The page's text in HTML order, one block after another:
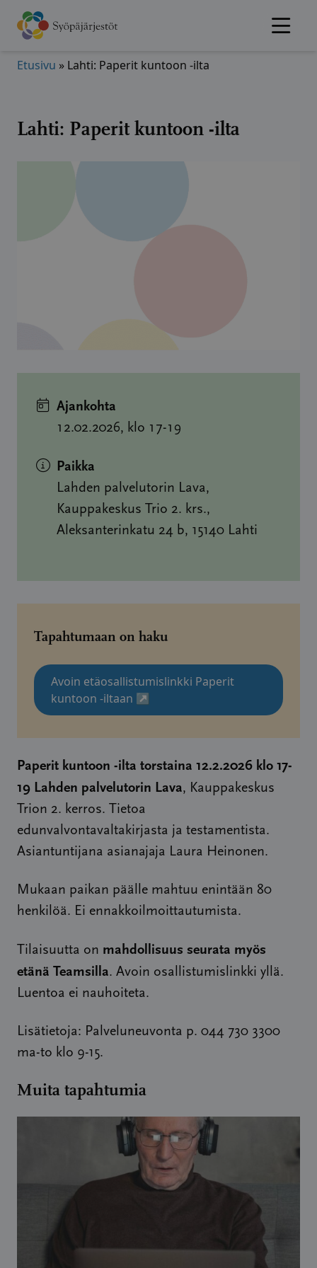
Hyppää
sisältöön
Etusivu » Lahti: Paperit kuntoon -ilta
Lahti: Paperit kuntoon -ilta
Ajankohta
12.02.2026, klo 17-19
Paikka
Lahden palvelutorin Lava,
Kauppakeskus Trio 2. krs.,
Aleksanterinkatu 24 b, 15140 Lahti
Tapahtumaan on haku
Avoin etäosallistumislinkki Paperit
kuntoon -iltaan ↗
Paperit kuntoon -ilta torstaina 12.2.2026 klo 17-
19 Lahden palvelutorin Lava, Kauppakeskus
Trion 2. kerros. Tietoa
edunvalvontavaltakirjasta ja testamentista.
Asiantuntijana asianajaja Laura Heinonen.
Mukaan paikan päälle mahtuu enintään 80
henkilöä. Ei ennakkoilmoittautumista.
Tilaisuutta on mahdollisuus seurata myös
etänä Teamsilla. Avoin osallistumislinkki yllä.
Luentoa ei nauhoiteta.
Lisätietoja: Palveluneuvonta p. 044 730 3300
ma-to klo 9-15.
Muita tapahtumia